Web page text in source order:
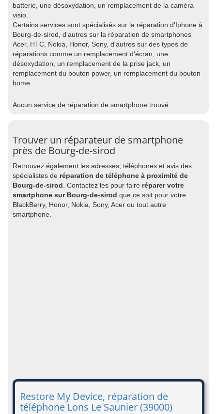
batterie, une désoxydation, un remplacement de la caméra
visio.
Certains services sont spécialisés sur la réparation d'Iphone à
Bourg-de-sirod, d'autres sur la réparation de smartphones
Acer, HTC, Nokia, Honor, Sony, d'autres sur des types de
réparations comme un remplacement d'écran, une
désoxydation, un remplacement de la prise jack, un
remplacement du bouton power, un remplacement du bouton
home.
Aucun service de réparation de smartphone trouvé.
Trouver un réparateur de smartphone
près de Bourg-de-sirod
Retrouvez également les adresses, téléphones et avis des
spécialistes de réparation de téléphone à proximité de
Bourg-de-sirod . Contactez les pour faire réparer votre
smartphone sur Bourg-de-sirod que ce soit pour votre
BlackBerry, Honor, Nokia, Sony, Acer ou tout autre
smartphone.
Restore My Device, réparation de
téléphone Lons Le Saunier (39000)